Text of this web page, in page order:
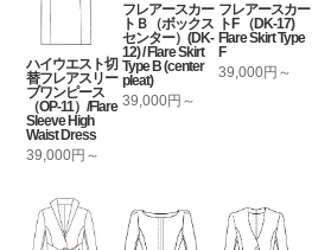
ハイウエスト切
替フレアスリー
ブワンピース
（OP-11）/Flare
Sleeve High
Waist Dress
39,000円～
フレアースカー
トＢ（ボックス
センター）(DK-
12) / Flare Skirt
Type B (center
pleat)
39,000円～
フレアースカー
トF （DK-17)
Flare Skirt Type
F
39,000円～